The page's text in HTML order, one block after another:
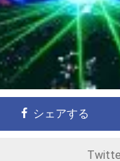
シェアする